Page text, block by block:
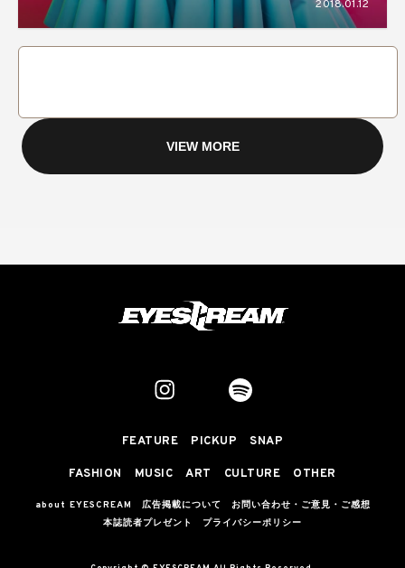
2018.01.12
VIEW MORE
FEATURE PICKUP SNAP
FASHION MUSIC ART CULTURE OTHER
about EYESCREAM 広告掲載について
お問い合わせ・ご意見・ご感想
本誌読者プレゼント
プライバシーポリシー